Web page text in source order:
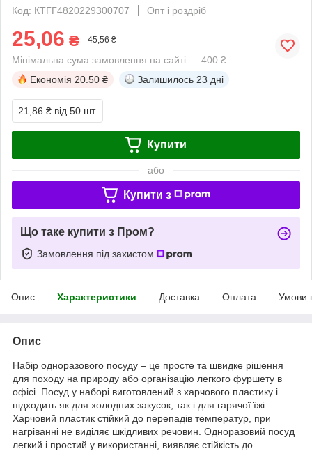
Код: КТГГ4820229300707
Опт і роздріб
25,06 ₴ 45,56 ₴
Мінімальна сума замовлення на сайті — 400 ₴
Економія 20.50 ₴ Залишилось 23 дні
21,86 ₴ від 50 шт.
Купити
або
Купити з
Що таке купити з Пром?
Замовлення під захистом
Опис Характеристики Доставка Оплата Умови
Опис
Набір одноразового посуду – це просте та швидке рішення
для походу на природу або організацію легкого фуршету в
офісі. Посуд у наборі виготовлений з харчового пластику і
підходить як для холодних закусок, так і для гарячої їжі.
Харчовий пластик стійкий до перепадів температур, при
нагріванні не виділяє шкідливих речовин. Одноразовий посуд
легкий і простий у використанні, виявляє стійкість до